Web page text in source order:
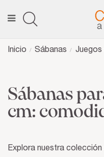
Inicio Sábanas Juegos
Sábanas
cm:
Explora nuestra